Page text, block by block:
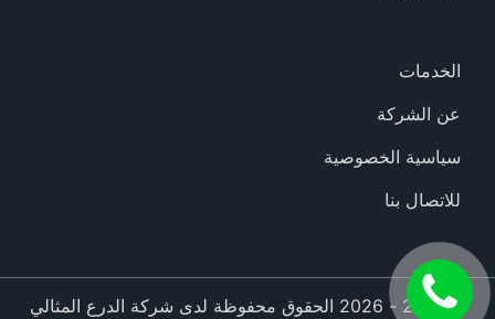
الخدمات
عن الشركة
سياسية الخصوصية
للاتصال بنا
© 2016 - 2026 الحقوق محفوظة لدى شركة الدرع المثالي اتصل